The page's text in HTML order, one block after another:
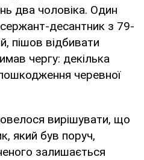
два чоловіка. Один
десантник з 79-
пішов відбивати
чергу: декілька
черевної
вирішувати, що
який був поруч,
залишається